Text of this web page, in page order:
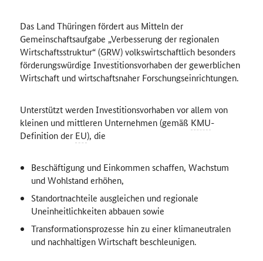
Das Land Thüringen fördert aus Mitteln der
Gemeinschaftsaufgabe „Verbesserung der regionalen
Wirtschaftsstruktur“ (GRW) volkswirtschaftlich besonders
förderungswürdige Investitionsvorhaben der gewerblichen
Wirtschaft und wirtschaftsnaher Forschungseinrichtungen.
Unterstützt werden Investitionsvorhaben vor allem von
kleinen und mittleren Unternehmen (gemäß KMU-
Definition der EU), die
Beschäftigung und Einkommen schaffen, Wachstum
und Wohlstand erhöhen,
Standortnachteile ausgleichen und regionale
Uneinheitlichkeiten abbauen sowie
Transformationsprozesse hin zu einer klimaneutralen
und nachhaltigen Wirtschaft beschleunigen.